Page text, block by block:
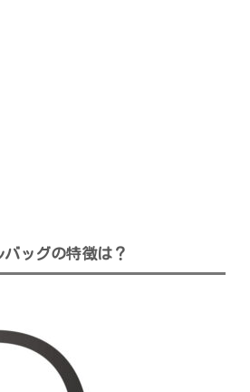
ッグの特徴は？